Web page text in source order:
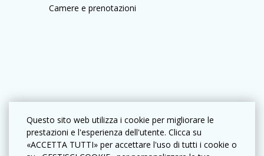
Questo sito web utilizza i cookie per migliorare le
prestazioni e l'esperienza dell'utente. Clicca su
«ACCETTA TUTTI» per accettare l'uso di tutti i cookie o
Camere e prenotazioni